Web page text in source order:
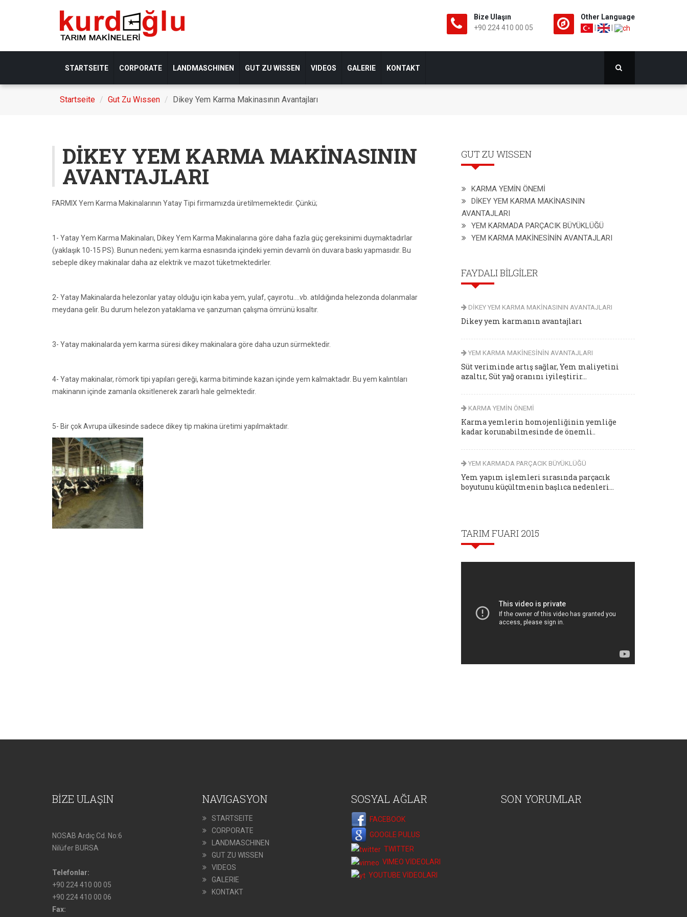
Bize Ulaşın
+90 224 410 00 05
Other Language
STARTSEITE CORPORATE LANDMASCHINEN GUT ZU WISSEN VIDEOS GALERIE KONTAKT
Startseite Gut Zu Wıssen Dikey Yem Karma Makinasının Avantajları
DİKEY YEM KARMA MAKİNASININ
AVANTAJLARI
FARMIX Yem Karma Makinalarının Yatay Tipi firmamızda üretilmemektedir. Çünkü;
1- Yatay Yem Karma Makinaları, Dikey Yem Karma Makinalarına göre daha fazla güç gereksinimi duymaktadırlar
(yaklaşık 10-15 PS). Bunun nedeni; yem karma esnasında içindeki yemin devamlı ön duvara baskı yapmasıdır. Bu
sebeple dikey makinalar daha az elektrik ve mazot tüketmektedirler.
2- Yatay Makinalarda helezonlar yatay olduğu için kaba yem, yulaf, çayırotu....vb. atıldığında helezonda dolanmalar
meydana gelir. Bu durum helezon yataklama ve şanzuman çalışma ömrünü kısaltır.
3- Yatay makinalarda yem karma süresi dikey makinalara göre daha uzun sürmektedir.
4- Yatay makinalar, römork tipi yapıları gereği, karma bitiminde kazan içinde yem kalmaktadır. Bu yem kalıntıları
makinanın içinde zamanla oksitlenerek zararlı hale gelmektedir.
5- Bir çok Avrupa ülkesinde sadece dikey tip makina üretimi yapılmaktadır.
GUT ZU WISSEN
KARMA YEMİN ÖNEMİ
DİKEY YEM KARMA MAKİNASININ
AVANTAJLARI
YEM KARMADA PARÇACIK BÜYÜKLÜĞÜ
YEM KARMA MAKİNESİNİN AVANTAJLARI
FAYDALI BİLGİLER
DİKEY YEM KARMA MAKİNASININ AVANTAJLARI
Dikey yem karmanın avantajları
YEM KARMA MAKİNESİNİN AVANTAJLARI
Süt veriminde artış sağlar, Yem maliyetini
azaltır, Süt yağ oranını iyileştirir...
KARMA YEMİN ÖNEMİ
Karma yemlerin homojenliğinin yemliğe
kadar korunabilmesinde de önemli..
YEM KARMADA PARÇACIK BÜYÜKLÜĞÜ
Yem yapım işlemleri sırasında parçacık
boyutunu küçültmenin başlıca nedenleri...
TARIM FUARI 2015
BİZE ULAŞIN
NOSAB Ardıç Cd. No:6
Nilüfer BURSA
Telefonlar:
+90 224 410 00 05
+90 224 410 00 06
Fax:
NAVIGASYON
STARTSEITE
CORPORATE
LANDMASCHINEN
GUT ZU WISSEN
VIDEOS
GALERIE
KONTAKT
SOSYAL AĞLAR
FACEBOOK
GOOGLE PULUS
TWITTER
VIMEO VİDEOLARI
YOUTUBE VİDEOLARI
SON YORUMLAR